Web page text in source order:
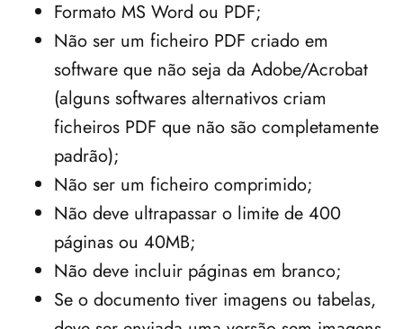
Formato MS Word ou PDF;
Não ser um ficheiro PDF criado em
software que não seja da Adobe/Acrobat
(alguns softwares alternativos criam
ficheiros PDF que não são completamente
padrão);
Não ser um ficheiro comprimido;
Não deve ultrapassar o limite de 400
páginas ou 40MB;
Não deve incluir páginas em branco;
Se o documento tiver imagens ou tabelas,